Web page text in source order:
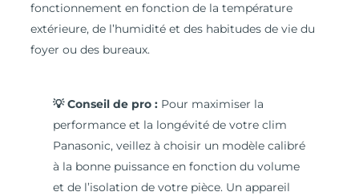
fonctionnement en fonction de la température
extérieure, de l’humidité et des habitudes de vie du
foyer ou des bureaux.
💡 Conseil de pro : Pour maximiser la
performance et la longévité de votre clim
Panasonic, veillez à choisir un modèle calibré
à la bonne puissance en fonction du volume
et de l’isolation de votre pièce. Un appareil